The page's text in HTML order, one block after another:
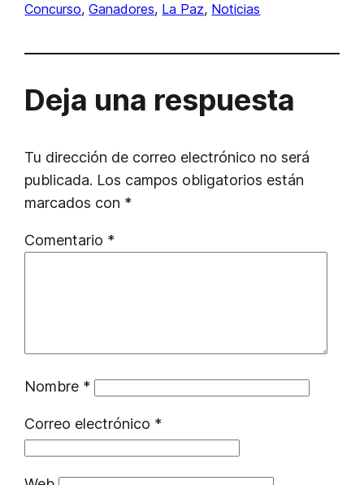
Concurso, Ganadores, La Paz, Noticias
Deja una respuesta
Tu dirección de correo electrónico no será
publicada. Los campos obligatorios están
marcados con *
Comentario *
Nombre *
Correo electrónico *